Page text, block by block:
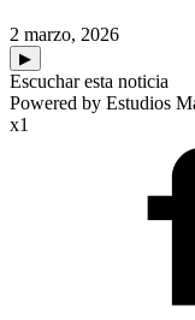
2 marzo, 2026
▶
Escuchar esta noticia
Powered by Estudios
x1